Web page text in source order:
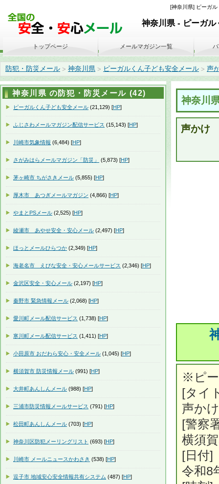
[神奈川県] ピーガ
神奈川県 - ピーガ
防犯・防災メール > 神奈川県 > ピーガルくん子ども安全メール > 声
神奈川
声かけ
※ピ
[タイ
声か
[警察
横須
[日付]
令和8
トップページ メールマガジン一覧
神奈川県 の防犯・防災メール (42)
ピーガルくん子ども安全メール (21,129) [HP]
ふじさわメールマガジン配信サービス (15,143) [HP]
川崎市気象情報 (6,484) [HP]
さがみはらメールマガジン「防災」 (5,873) [HP]
茅ヶ崎市 ちがさきメール (5,855) [HP]
厚木市 あつぎメールマガジン (4,866) [HP]
やまとPSメール (2,525) [HP]
綾瀬市 あやせ安全・安心メール (2,497) [HP]
ほっとメールひらつか (2,349) [HP]
海老名市 えびな安全・安心メールサービス (2,346) [HP]
金沢区安全・安心メール (2,197) [HP]
秦野市 緊急情報メール (2,068) [HP]
愛川町メール配信サービス (1,738) [HP]
寒川町メール配信サービス (1,411) [HP]
小田原市 おだわら安心・安全メール (1,045) [HP]
横須賀市 防災情報メール (991) [HP]
大井町あんしんメール (988) [HP]
三浦市防災情報メールサービス (791) [HP]
松田町あんしんメール (703) [HP]
神奈川区防犯メーリングリスト (693) [HP]
川崎市 メールニュースかわさき (538) [HP]
逗子市 地域安心安全情報共有システム (487) [HP]